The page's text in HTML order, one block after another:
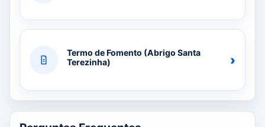
Termo de Fomento (Abrigo Santa
Terezinha)
›